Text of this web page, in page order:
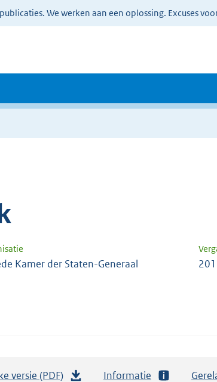
We werken aan een oplossing. Excuses
Kamer der Staten-Generaal
versie (PDF) Informatie